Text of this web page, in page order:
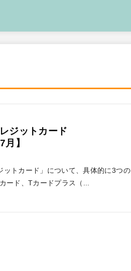
ジットカード
】
ットカード」について、具体的に3つの
ード、Tカードプラス（...